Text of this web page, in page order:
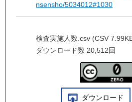
nsensho/5034012#1030
検査実施人数.csv (CSV
ダウンロード数 20,512回
ダウンロード